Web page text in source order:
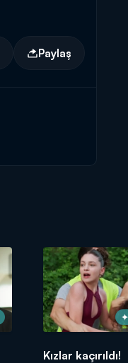
Paylaş
Kızlar kaçırıldı!